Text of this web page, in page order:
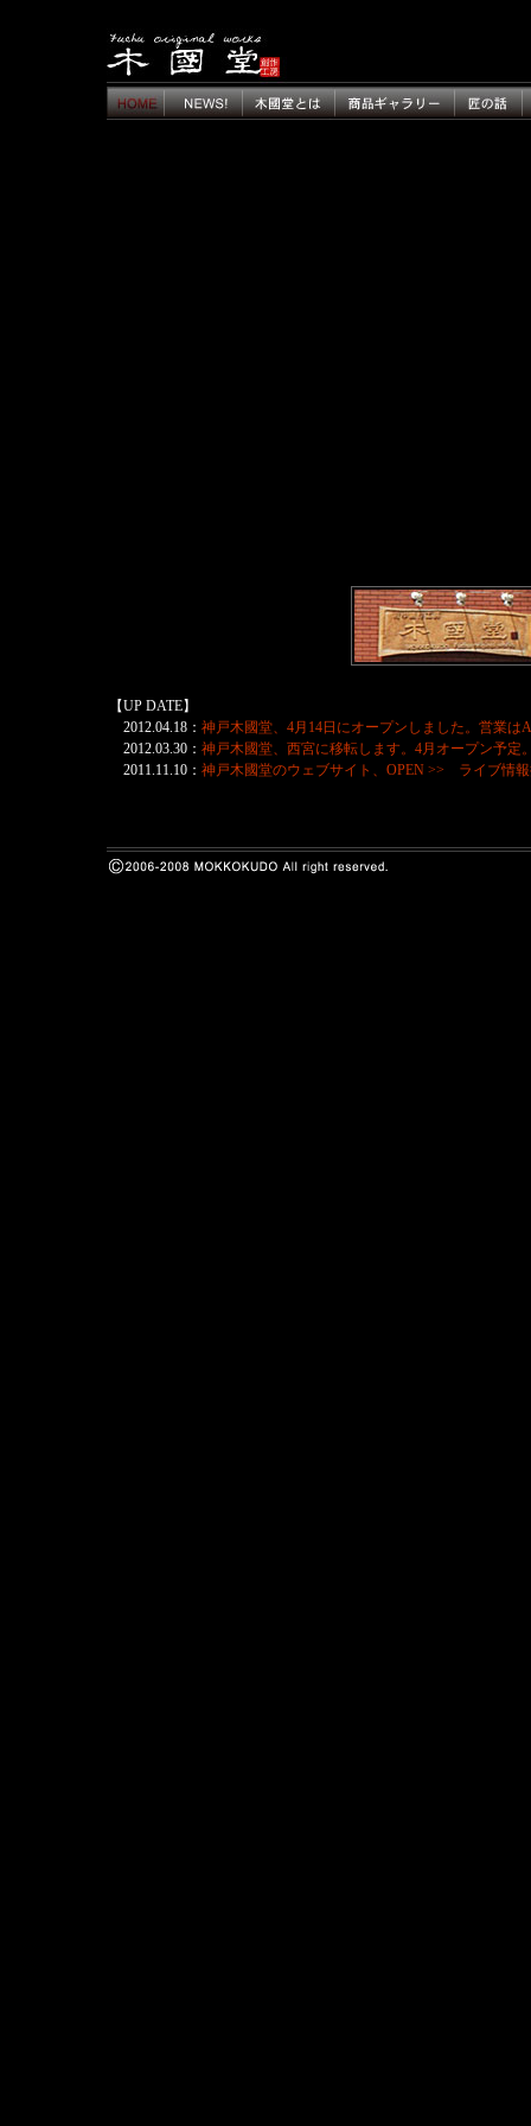
【UP DATE】
2012.04.18： 神戸木國堂、4月14日にオープンしました。営業
2012.03.30： 神戸木國堂、西宮に移転します。4月オープン予定
2011.11.10： 神戸木國堂のウェブサイト、OPEN >> ライブ情